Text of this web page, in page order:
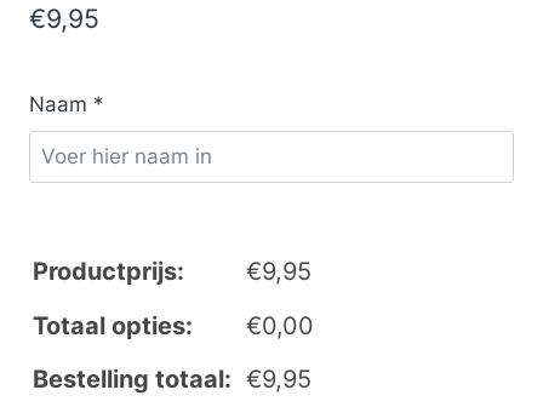
€9,95
Naam *
Productprijs: €9,95
Totaal opties:
€0,00
Bestelling totaal: €9,95